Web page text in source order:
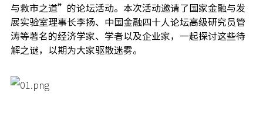
与救市之道”的论坛活动。本次活动邀请了国家金融与发
展实验室理事长李扬、中国金融四十人论坛高级研究员管
涛等著名的经济学家、学者以及企业家，一起探讨这些待
解之谜，以期为大家驱散迷雾。